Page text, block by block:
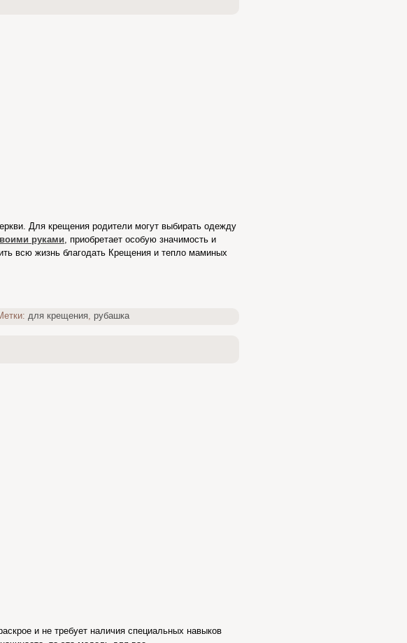
Для крещения родители могут выбирать одежду
руками, приобретает особую значимость и
всю жизнь благодать Крещения и тепло маминых
для крещения, рубашка
и не требует наличия специальных навыков